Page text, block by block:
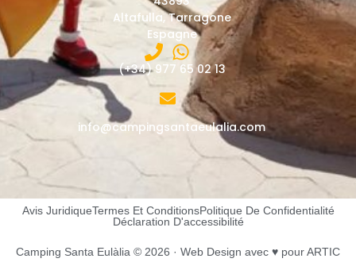
Altafulla, Tarragone
Espagne
(+34) 977 65 02 13
info@campingsantaeulalia.com
Avis JuridiqueTermes Et ConditionsPolitique De Confidentialité
Déclaration D'accessibilité
Camping Santa Eulàlia © 2026 · Web Design avec ♥️ pour ARTIC